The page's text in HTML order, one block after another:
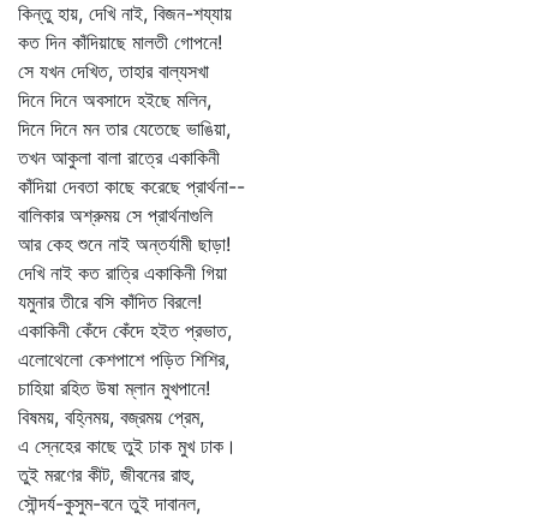
কিন্তু হায়, দেখি নাই, বিজন-শয্যায়
কত দিন কাঁদিয়াছে মালতী গোপনে!
সে যখন দেখিত, তাহার বাল্যসখা
দিনে দিনে অবসাদে হইছে মলিন,
দিনে দিনে মন তার যেতেছে ভাঙিয়া,
তখন আকুলা বালা রাত্রে একাকিনী
কাঁদিয়া দেবতা কাছে করেছে প্রার্থনা--
বালিকার অশ্রুময় সে প্রার্থনাগুলি
আর কেহ শুনে নাই অন্তর্যামী ছাড়া!
দেখি নাই কত রাত্রি একাকিনী গিয়া
যমুনার তীরে বসি কাঁদিত বিরলে!
একাকিনী কেঁদে কেঁদে হইত প্রভাত,
এলোথেলো কেশপাশে পড়িত শিশির,
চাহিয়া রহিত উষা ম্লান মুখপানে!
বিষময়, বহ্নিময়, বজ্রময় প্রেম,
এ স্নেহের কাছে তুই ঢাক মুখ ঢাক।
তুই মরণের কীট, জীবনের রাহু,
সৌন্দর্য-কুসুম-বনে তুই দাবানল,